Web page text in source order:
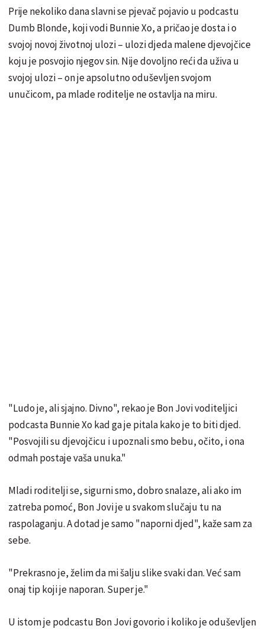
Prije nekoliko dana slavni se pjevač pojavio u podcastu
Dumb Blonde, koji vodi Bunnie Xo, a pričao je dosta i o
svojoj novoj životnoj ulozi – ulozi djeda malene djevojčice
koju je posvojio njegov sin. Nije dovoljno reći da uživa u
svojoj ulozi – on je apsolutno oduševljen svojom
unučicom, pa mlade roditelje ne ostavlja na miru.
"Ludo je, ali sjajno. Divno", rekao je Bon Jovi voditeljici
podcasta Bunnie Xo kad ga je pitala kako je to biti djed.
"Posvojili su djevojčicu i upoznali smo bebu, očito, i ona
odmah postaje vaša unuka."
Mladi roditelji se, sigurni smo, dobro snalaze, ali ako im
zatreba pomoć, Bon Jovi je u svakom slučaju tu na
raspolaganju. A dotad je samo "naporni djed", kaže sam za
sebe.
"Prekrasno je, želim da mi šalju slike svaki dan. Već sam
onaj tip koji je naporan. Super je."
U istom je podcastu Bon Jovi govorio i koliko je oduševljen